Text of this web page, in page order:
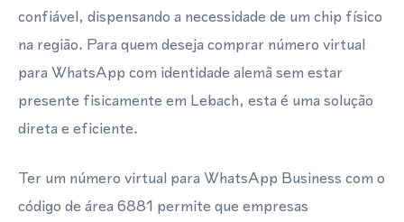
confiável, dispensando a necessidade de um chip físico
na região. Para quem deseja comprar número virtual
para WhatsApp com identidade alemã sem estar
presente fisicamente em Lebach, esta é uma solução
direta e eficiente.
Ter um número virtual para WhatsApp Business com o
código de área 6881 permite que empresas